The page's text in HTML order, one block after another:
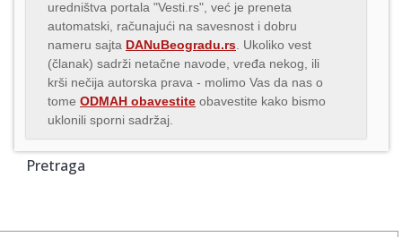
uredništva portala "Vesti.rs", već je preneta
automatski, računajući na savesnost i dobru
nameru sajta DANuBeogradu.rs . Ukoliko vest
(članak) sadrži netačne navode, vređa nekog, ili
krši nečija autorska prava - molimo Vas da nas o
tome ODMAH obavestite obavestite kako bismo
uklonili sporni sadržaj.
Pretraga